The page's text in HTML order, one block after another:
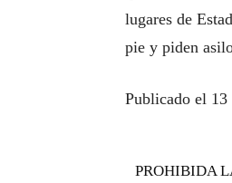
lugares de
pie y piden
Publicado el
PROHIBIDA